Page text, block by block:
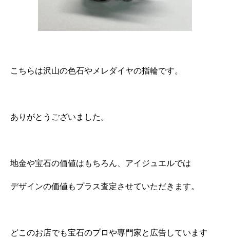
こちらは沢山の色石やメレダイヤの指輪です。
ありがとうございました。
地金や宝石の価値はもちろん、アイジュエルでは
デザインの価値もプラス査定させていただきます。
どこのお店でも宝石のプロや専門家と広告しています